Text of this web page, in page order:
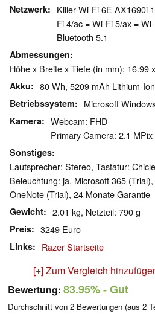
Netzwerk
Killer Wi-Fi 6E AX1690i
Fi 4/ac = Wi-Fi 5/ax =
Bluetooth 5.1
Abmessungen
Höhe x Breite x Tiefe (in mm): 16.99
Akku 80 Wh, 5209 mAh Lithium-Ion
Betriebssystem Microsoft
Kamera
Webcam: FHD
Primary Camera: 2.1 MPix
Sonstiges
Lautsprecher: Stereo, Tastatur:
Beleuchtung: ja, Microsoft 365
OneNote (Trial), 24 Monate Garantie
Gewicht 2.01 kg, Netzteil: 790 g
Preis 3249 Euro
Links Razer Startseite
[+] Zum Vergleich
Bewertung: 83.95%- Gut
Durchschnitt von 2 Bewertungen (aus 2